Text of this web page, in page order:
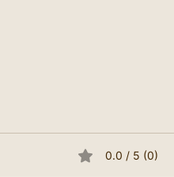
Benham, bu bölümde
0.0 / 5 (0)